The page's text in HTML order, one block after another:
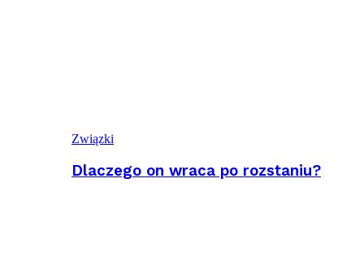
Związki
Dlaczego on wraca po rozstaniu?